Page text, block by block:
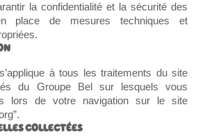
la confidentialité et la sécurité des
place de mesures techniques et
à tous les traitements du site
du Groupe Bel sur lesquels vous
lors de votre navigation sur le site
COLLECTÉES